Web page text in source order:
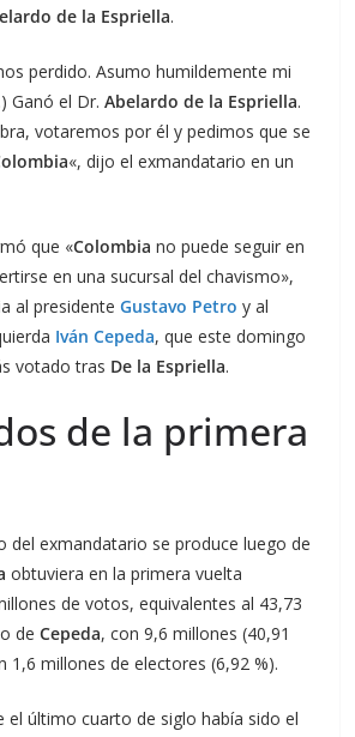
de la Espriella.
perdido. Asumo humildemente mi
Ganó el Dr.Abelardo de la Espriella.
votaremos por él y pedimos que se
«, dijo el exmandatario en un
que «Colombia no puede seguir en
en una sucursal del chavismo»,
al presidenteGustavo Petro y al
Iván Cepeda, que este domingo
votado tras De la Espriella.
de la primera
del exmandatario se produce luego de
obtuviera en la primera vuelta
de votos, equivalentes al 43,73
deCepeda, con 9,6 millones (40,91
1,6 millones de electores (6,92 %).
el último cuarto de siglo había sido el